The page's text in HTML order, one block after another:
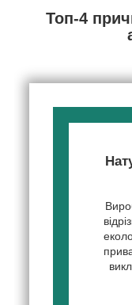
Топ-4